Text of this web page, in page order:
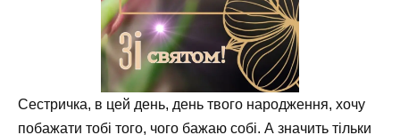
Сестричка, в цей день, день твого народження, хочу
побажати тобі того, чого бажаю собі. А значить тільки